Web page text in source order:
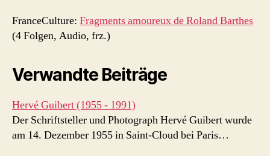
FranceCulture: Fragments amoureux de Roland Barthes
(4 Folgen, Audio, frz.)
Verwandte Beiträge
Hervé Guibert (1955 - 1991)
Der Schriftsteller und Photograph Hervé Guibert wurde
am 14. Dezember 1955 in Saint-Cloud bei Paris…